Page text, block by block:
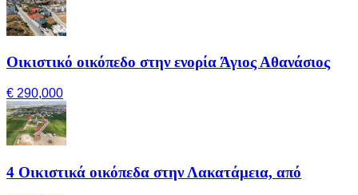
Οικιστικό οικόπεδο στην ενορία Άγιος Αθανάσιος
€ 290,000
4 Οικιστικά οικόπεδα στην Λακατάμεια, από